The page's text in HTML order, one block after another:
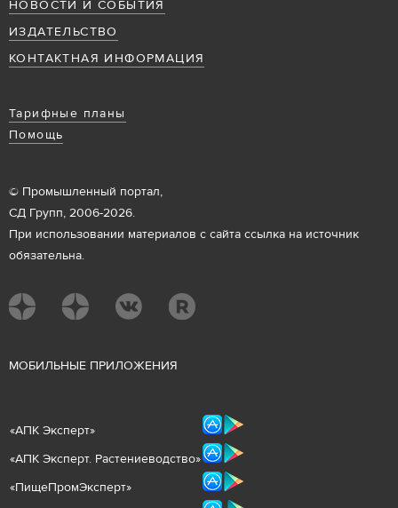
НОВОСТИ И СОБЫТИЯ
ИЗДАТЕЛЬСТВО
КОНТАКТНАЯ ИНФОРМАЦИЯ
Тарифные планы
Помощь
© Промышленный портал,
СД Групп, 2006-2026.
При использовании материалов с сайта ссылка на источник
обязательна.
МОБИЛЬНЫЕ ПРИЛОЖЕНИЯ
«АПК Эксперт»
«АПК Эксперт. Растениеводство»
«ПищеПромЭксперт»